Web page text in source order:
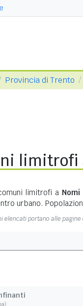
Provincia di Trento
limitrofi
limitrofi a Nomi
urbano.
elencati portano alle